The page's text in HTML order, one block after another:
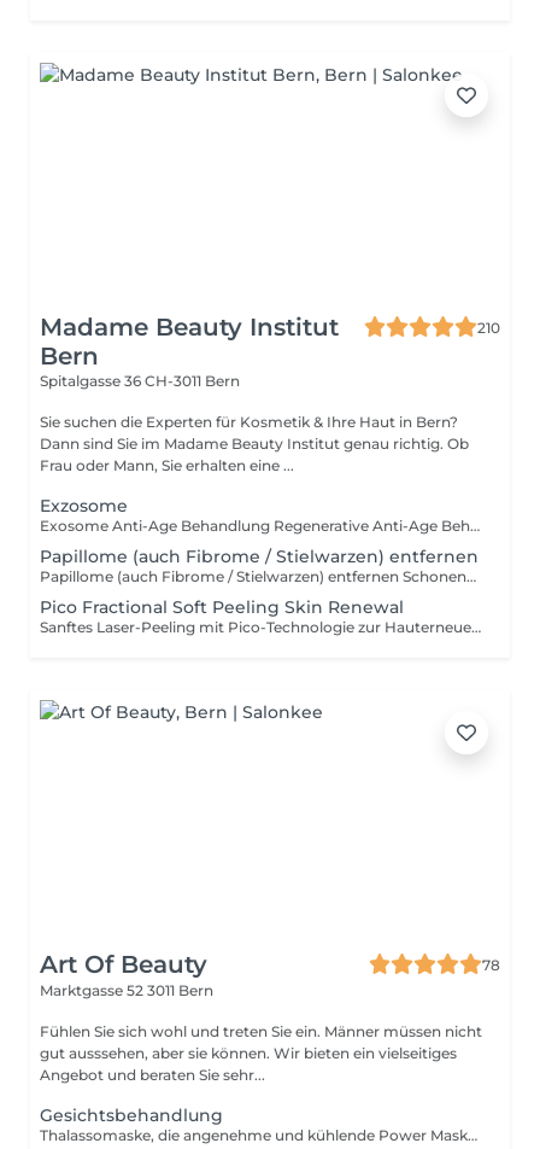
Madame Beauty Institut
Bern
210
Spitalgasse 36 CH-3011 Bern
Sie suchen die Experten für Kosmetik & Ihre Haut in Bern?
Dann sind Sie im Madame Beauty Institut genau richtig. Ob
Frau oder Mann, Sie erhalten eine ...
Exzosome
Exosome Anti-Age Behandlung Regenerative Anti-Age Behandlung mit Exosomen zur Verbesserung von Hautstruktur, Elastizität und Glow. Die Behandlung stimuliert die Kollagenproduktion und unterstützt die Hautregeneration. Ideal bei feinen Falten, müder Haut und zur Hautverjüngung. Die Preise sind immer ab und richten sich nach der Menge.
Papillome (auch Fibrome / Stielwarzen) entfernen
Papillome (auch Fibrome / Stielwarzen) entfernen Schonende Entfernung von Fibromen, Stielwarzen und gutartigen Hautanhängseln. Die Behandlung ist schnell, präzise und in der Regel ohne Ausfallzeit. Für Gesicht und Körper geeignet.
Pico Fractional Soft Peeling Skin Renewal
Sanftes Laser-Peeling mit Pico-Technologie zur Hauterneuerung und Verbesserung von Hautstruktur, Poren und Glow. Stimuliert die Kollagenbildung und reduziert feine Linien sowie Pigmentunregelmässigkeiten. Keine oder nur minimale Ausfallzeit.
Art Of Beauty
78
Marktgasse 52 3011 Bern
Fühlen Sie sich wohl und treten Sie ein. Männer müssen nicht
gut ausssehen, aber sie können. Wir bieten ein vielseitiges
Angebot und beraten Sie sehr...
Gesichtsbehandlung
Thalassomaske, die angenehme und kühlende Power Maske mit Meeresalgen für die extra Portion Feuchtigkeit.